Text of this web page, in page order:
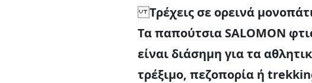
Τρέχεις σε ορεινά
Τα παπούτσια SALOMON
είναι διάσημη για τα
τρέξιμο, πεζοπορία ή